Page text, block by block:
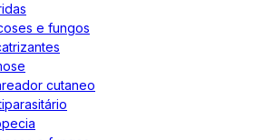
e fungos
cutaneo